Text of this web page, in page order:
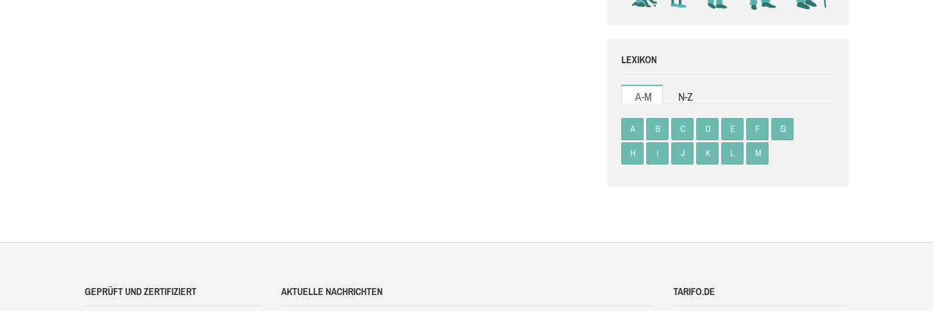
LEXIKON
A-M N-Z
A B C D E F G
H I J K L M
GEPRÜFT UND ZERTIFIZIERT AKTUELLE NACHRICHTEN TARIFO.DE